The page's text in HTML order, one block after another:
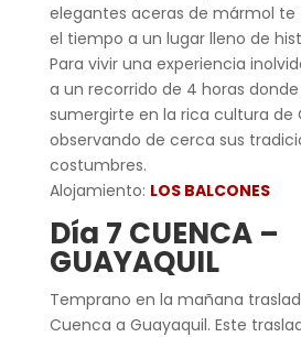
elegantes aceras de mármol te
el tiempo a un lugar lleno de
Para vivir una experiencia
a un recorrido de 4 horas
sumergirte en la rica cultura de
observando de cerca sus
costumbres.
Alojamiento: LOS BALCONES
Día 7 CUENCA –
GUAYAQUIL
Temprano en la mañana
Cuenca a Guayaquil. Este